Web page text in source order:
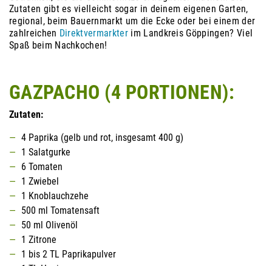
Zutaten gibt es vielleicht sogar in deinem eigenen Garten,
regional, beim Bauernmarkt um die Ecke oder bei einem der
zahlreichen Direktvermarkterim Landkreis Göppingen? Viel
Spaß beim Nachkochen!
GAZPACHO (4 PORTIONEN):
Zutaten:
4 Paprika (gelb und rot, insgesamt 400 g)
1 Salatgurke
6 Tomaten
1 Zwiebel
1 Knoblauchzehe
500 ml Tomatensaft
50 ml Olivenöl
1 Zitrone
1 bis 2 TL Paprikapulver